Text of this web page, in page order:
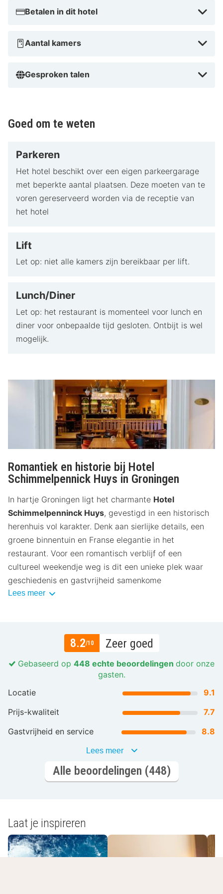
Betalen in dit hotel
Aantal kamers
Gesproken talen
Goed om te weten
Parkeren
Het hotel beschikt over een eigen parkeergarage
met beperkte aantal plaatsen. Deze moeten van te
voren gereserveerd worden via de receptie van
het hotel
Lift
Let op: niet alle kamers zijn bereikbaar per lift.
Lunch/Diner
Let op: het restaurant is momenteel voor lunch en
diner voor onbepaalde tijd gesloten. Ontbijt is wel
mogelijk.
Romantiek en historie bij Hotel
Schimmelpennick Huys in Groningen
In hartje Groningen ligt het charmante Hotel
Schimmelpenninck Huys, gevestigd in een historisch
herenhuis vol karakter. Denk aan sierlijke details, een
groene binnentuin en Franse elegantie in het
restaurant. Voor een romantisch verblijf of een
cultureel weekendje weg is dit een unieke plek waar
geschiedenis en gastvrijheid samenkome
Lees meer
8.2/10 Zeer goed
Gebaseerd op 448 echte beoordelingen door onze
gasten.
Locatie
9.1
Prijs-kwaliteit
7.7
Gastvrijheid en service
8.8
Lees meer
Alle beoordelingen (448)
Laat je inspireren